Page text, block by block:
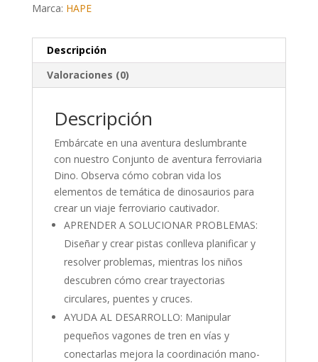
Marca: HAPE
Descripción
Valoraciones (0)
Descripción
Embárcate en una aventura deslumbrante
con nuestro Conjunto de aventura ferroviaria
Dino. Observa cómo cobran vida los
elementos de temática de dinosaurios para
crear un viaje ferroviario cautivador.
APRENDER A SOLUCIONAR PROBLEMAS:
Diseñar y crear pistas conlleva planificar y
resolver problemas, mientras los niños
descubren cómo crear trayectorias
circulares, puentes y cruces.
AYUDA AL DESARROLLO: Manipular
pequeños vagones de tren en vías y
conectarlas mejora la coordinación mano-